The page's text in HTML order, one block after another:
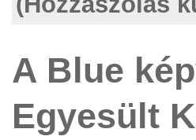
A Blue
Egyesült